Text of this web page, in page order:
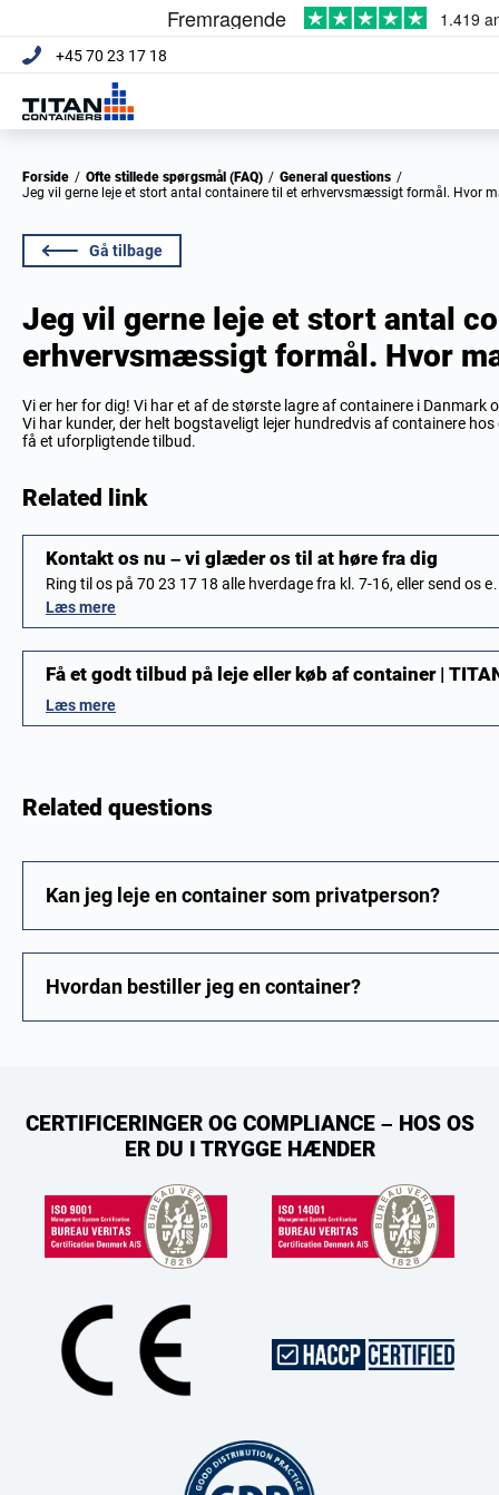
+45 70 23 17 18
Forside / Ofte stillede spørgsmål (FAQ) / General questions /
Jeg vil gerne leje et stort antal containere til et erhvervsmæssigt formål. Hvor
Gå tilbage
Jeg vil gerne leje et stort antal
erhvervsmæssigt formål. Hvor
Vi er her for dig! Vi har et af de største lagre af containere i Danmark
Vi har kunder, der helt bogstaveligt lejer hundredvis af containere
få et uforpligtende tilbud.
Related link
Kontakt os nu – vi glæder os til at høre fra dig
Ring til os på 70 23 17 18 alle hverdage fra kl. 7-16, eller send os
Læs mere
Få et godt tilbud på leje eller køb af container |
Læs mere
Related questions
Kan jeg leje en container som privatperson?
Hvordan bestiller jeg en container?
CERTIFICERINGER OG COMPLIANCE – HOS OS
ER DU I TRYGGE HÆNDER